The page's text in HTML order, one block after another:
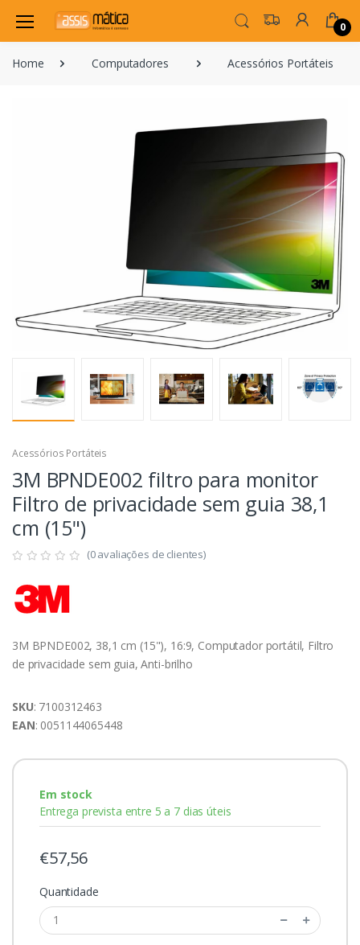
0
Home Computadores Acessórios Portáteis
Acessórios Portáteis
3M BPNDE002 filtro para monitor
Filtro de privacidade sem guia 38,1
cm (15")
(0 avaliações de clientes)
3M BPNDE002, 38,1 cm (15"), 16:9, Computador portátil, Filtro
de privacidade sem guia, Anti-brilho
SKU: 7100312463
EAN: 0051144065448
Em stock
Entrega prevista entre 5 a 7 dias úteis
€57,56
Quantidade